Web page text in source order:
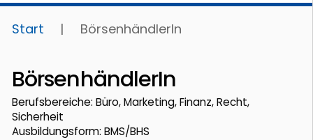
Start | BörsenhändlerIn
BörsenhändlerIn
Berufsbereiche: Büro, Marketing, Finanz, Recht,
Sicherheit
Ausbildungsform: BMS/BHS